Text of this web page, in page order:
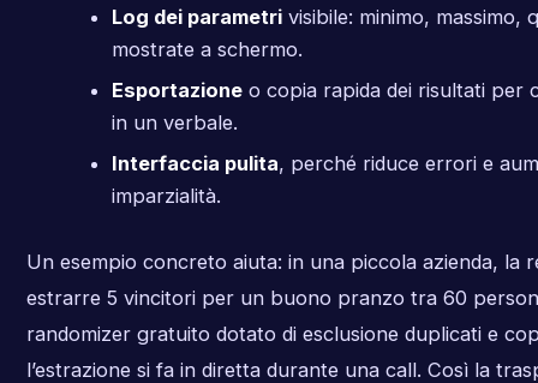
Log dei parametrivisibile: minimo, massimo,
mostrate a schermo.
Esportazioneo copia rapida dei risultati per
in un verbale.
Interfaccia pulita, perché riduce errori e
imparzialità.
Un esempio concreto aiuta: in una piccola azienda, la
estrarre 5 vincitori per un buono pranzo tra 60
randomizer gratuito dotato di esclusione duplicati e
l’estrazione si fa in diretta durante una call. Così la